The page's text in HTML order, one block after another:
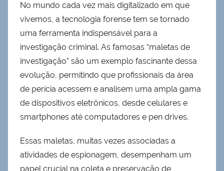
No mundo cada vez mais digitalizado em que
vivemos, a tecnologia forense tem se tornado
uma ferramenta indispensável para a
investigação criminal. As famosas “maletas de
investigação” são um exemplo fascinante dessa
evolução, permitindo que profissionais da área
de perícia acessem e analisem uma ampla gama
de dispositivos eletrônicos, desde celulares e
smartphones até computadores e pen drives.
Essas maletas, muitas vezes associadas a
atividades de espionagem, desempenham um
papel crucial na coleta e preservação de